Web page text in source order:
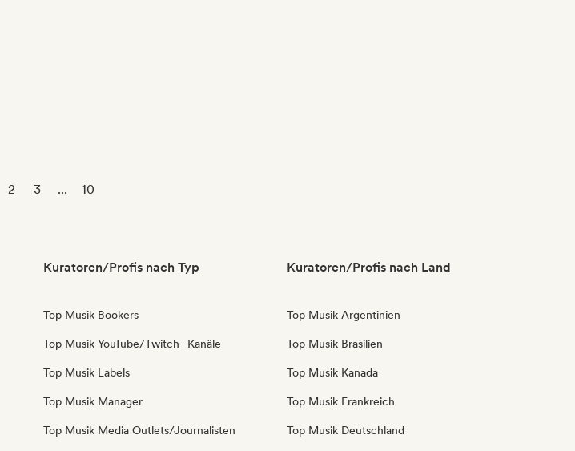
2 3 ... 10
Kuratoren/Profis nach Typ
Top Musik Bookers
Top Musik YouTube/Twitch -Kanäle
Top Musik Labels
Top Musik Manager
Top Musik Media Outlets/Journalisten
Kuratoren/Profis nach Land
Top Musik Argentinien
Top Musik Brasilien
Top Musik Kanada
Top Musik Frankreich
Top Musik Deutschland